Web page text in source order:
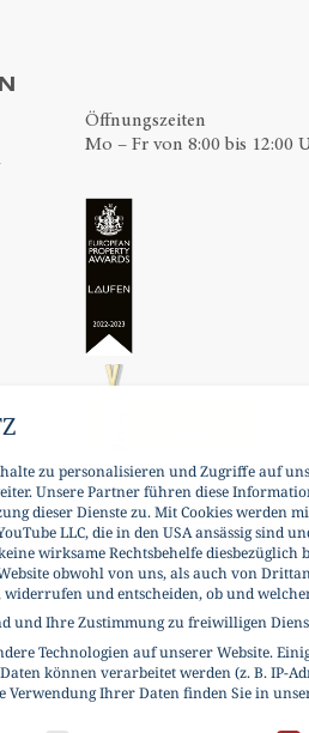
Öffnungszeiten
Mo – Fr von 8:00 bis 12:00
zu personalisieren und Zugriffe auf
Unsere Partner führen diese
dieser Dienste zu. Mit Cookies
LLC, die in den USA ansässig
wirksame Rechtsbehelfe
obwohl von uns, als auch von
und entscheiden, ob und
und Ihre Zustimmung zu freiwilligen
Technologien auf unserer Website.
können verarbeitet werden (z. B. IP-
Verwendung Ihrer Daten finden Sie in